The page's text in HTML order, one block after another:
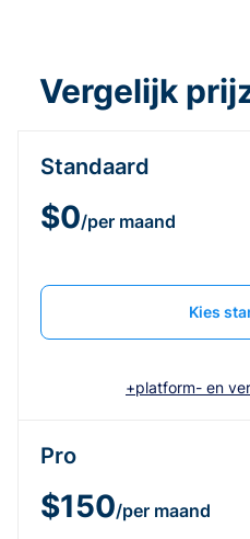
Vergelijk
Standaard
$0/per maand
Kies
+platform- en
Pro
$150/per maand